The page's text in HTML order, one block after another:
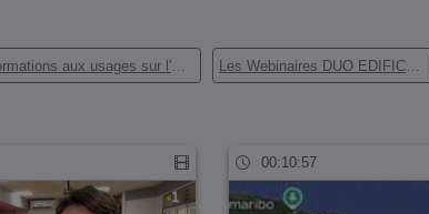
Formations aux usages sur l'ENT (9)
00:10:57